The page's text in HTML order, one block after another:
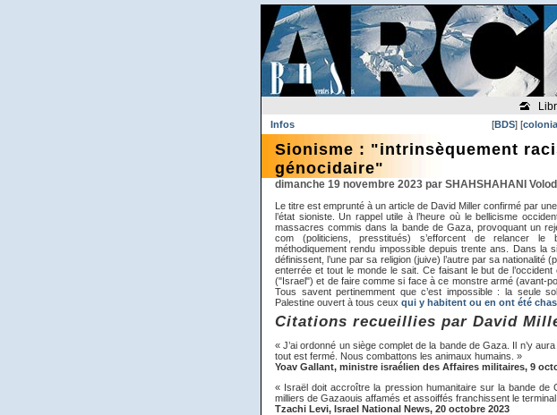
[BDS] [
Infos
Sionisme : "intrinsèquement
génocidaire"
dimanche 19 novembre 2023 par SHAHSHAHANI
Le titre est emprunté à un article de David Miller confirmé par
l’état sioniste. Un rappel utile à l’heure où le bellicisme
massacres commis dans la bande de Gaza, provoquant un
com (politiciens, presstitués) s’efforcent de relancer
méthodiquement rendu impossible depuis trente ans. Dans la
définissent, l’une par sa religion (juive) l’autre par sa nationalité
enterrée et tout le monde le sait. Ce faisant le but de
("Israel") et de faire comme si face à ce monstre armé (avant-
Tous savent pertinemment que c’est impossible : la seule
Palestine ouvert à tous ceux qui y habitent ou en ont été
Citations recueillies par David
« J’ai ordonné un siège complet de la bande de Gaza. Il n’y
tout est fermé. Nous combattons les animaux humains. »
Yoav Gallant, ministre israélien des Affaires militaires, 9
« Israël doit accroître la pression humanitaire sur la bande de
milliers de Gazaouis affamés et assoiffés franchissent le
Tzachi Levi, Israel National News, 20 octobre 2023